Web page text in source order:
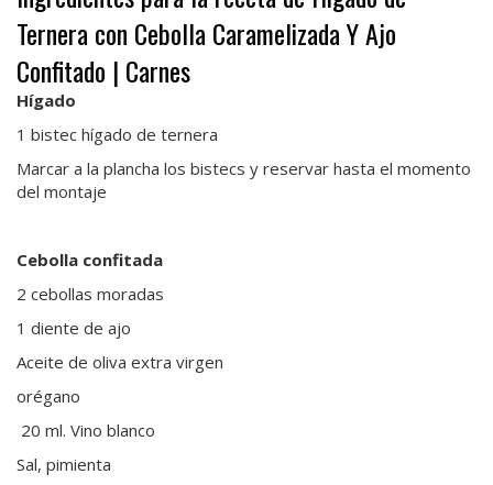
Ternera con Cebolla Caramelizada Y Ajo
Confitado | Carnes
Hígado
1 bistec hígado de ternera
Marcar a la plancha los bistecs y reservar hasta el momento
del montaje
Cebolla confitada
2 cebollas moradas
1 diente de ajo
Aceite de oliva extra virgen
orégano
20 ml. Vino blanco
Sal, pimienta